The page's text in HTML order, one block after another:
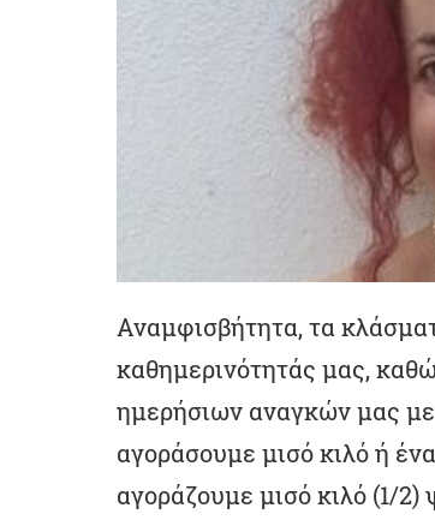
Αναμφισβήτητα, τα
καθημερινότητάς μας,
ημερήσιων αναγκών μας
αγοράσουμε μισό κιλό ή
αγοράζουμε μισό κιλό (1/